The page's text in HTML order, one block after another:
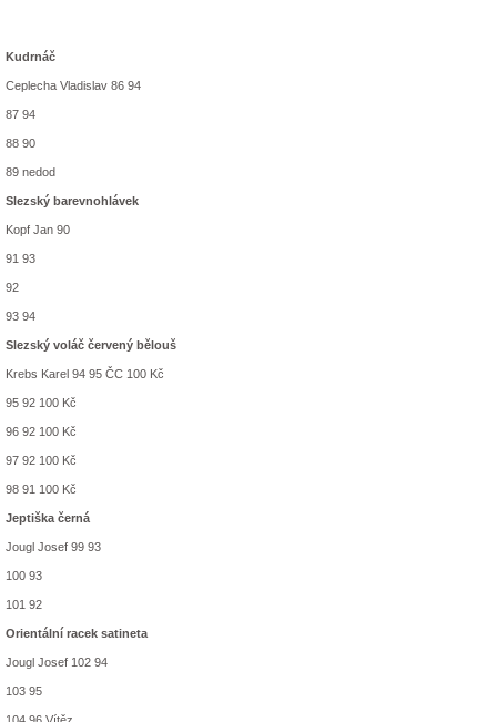
Kudrnáč
Ceplecha Vladislav 86 94
87 94
88 90
89 nedod
Slezský barevnohlávek
Kopf Jan 90
91 93
92
93 94
Slezský voláč červený bělouš
Krebs Karel 94 95 ČC 100 Kč
95 92 100 Kč
96 92 100 Kč
97 92 100 Kč
98 91 100 Kč
Jeptiška černá
Jougl Josef 99 93
100 93
101 92
Orientální racek satineta
Jougl Josef 102 94
103 95